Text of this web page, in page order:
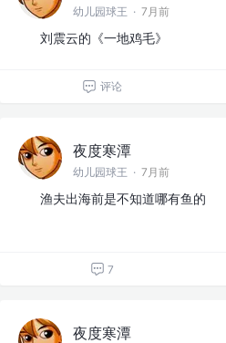
幼儿园球王 · 7月前
刘震云的《一地鸡毛》
评论
夜度寒潭
幼儿园球王 · 7月前
渔夫出海前是不知道哪有鱼的
7
夜度寒潭